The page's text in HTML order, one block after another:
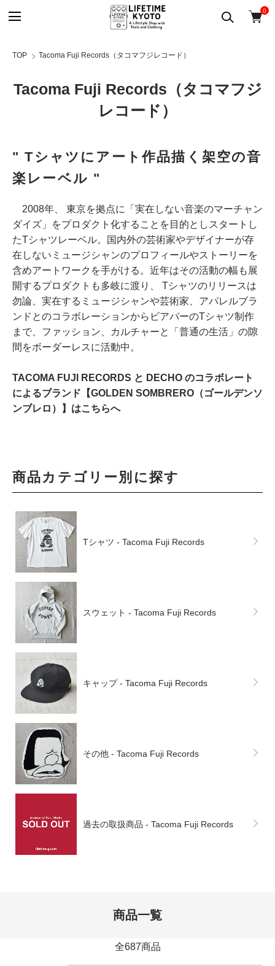
0
TOP Tacoma Fuji Records（タコマフジレコード）
Tacoma Fuji Records（タコマフジ
レコード）
" Tシャツにアート作品描く架空の音
楽レーベル "
2008年、 東京を拠点に「実在しない音楽のマーチャン
ダイズ」をプロダクト化することを目的としスタートし
たTシャツレーベル。国内外の芸術家やデザイナーが存
在しないミュージシャンのプロフィールやストーリーを
含めアートワークを手がける。近年はその活動の幅も展
開するプロダクトも多岐に渡り、 Tシャツのリリースは
勿論、実在するミュージシャンや芸術家、アパレルブラ
ンドとのコラボレーションからビアバーのTシャツ制作
まで、ファッション、カルチャーと「普通の生活」の隙
間をボーダーレスに活動中。
TACOMA FUJI RECORDS と DECHO のコラボレート
によるブランド【GOLDEN SOMBRERO（ゴールデンソ
ンブレロ）】はこちらへ
商品カテゴリー別に探す
Tシャツ - Tacoma Fuji Records
スウェット - Tacoma Fuji Records
キャップ - Tacoma Fuji Records
その他 - Tacoma Fuji Records
過去の取扱商品 - Tacoma Fuji Records
商品一覧
全687商品